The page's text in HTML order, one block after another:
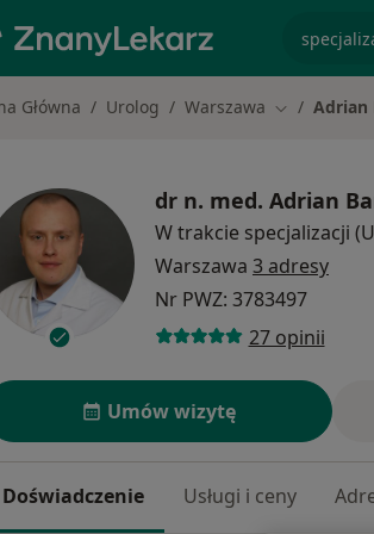
Główna Urolog Warszawa ZmieńAdrian
dr n. med. Adrian
W trakcie specjalizacji
Warszawa 3 adresy
Nr PWZ: 3783497
27 opinii
Umów wizytę
Doświadczenie Usługi i ceny